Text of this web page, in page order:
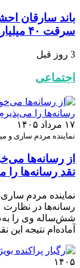
باند سارقان
سرقت ۴۰ میلیارد ریالی
3 روز قبل
اجتماعی
۱۷ مرداد ۱۴۰۵
نماینده مردم ساری و
از رسانه‌ها
نقد رسانه‌ها را
نماینده مردم
رسانه‌ها در
شش‌ساله وی را
آماده‌ام نتیجه
۱۴۰۵